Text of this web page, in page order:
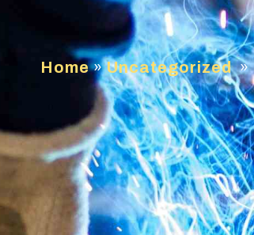
Home»Uncategorized »